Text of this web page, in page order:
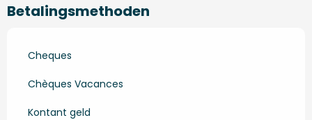
Betalingsmethoden
Cheques
Chèques Vacances
Kontant geld